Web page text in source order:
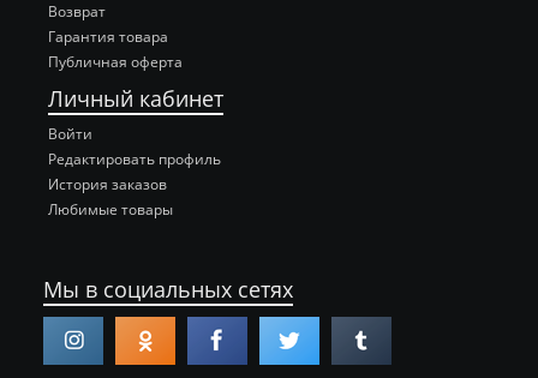
Возврат
Гарантия товара
Публичная оферта
Личный кабинет
Войти
Редактировать профиль
История заказов
Любимые товары
Мы в социальных сетях